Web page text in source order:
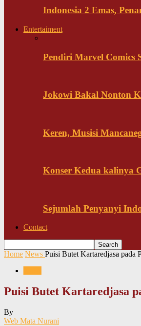
Indonesia 2 Emas,
Entertaiment
Pendiri Marvel Comics
Jokowi Bakal Nonton
Keren, Musisi
Konser Kedua kalinya
Sejumlah Penyanyi
Contact
Home News Puisi Butet Kartaredjasa pada
Puisi Butet Kartaredjasa
By
Web Mata Nurani